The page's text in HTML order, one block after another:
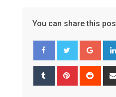
You can share this
Tumblr Pinterest